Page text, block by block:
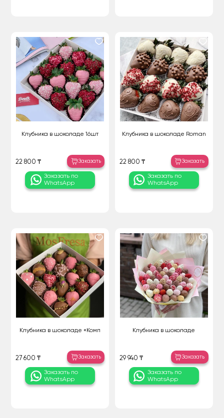
Клубника в шоколаде 16шт
22 800 ₸ Заказать
Заказать по
WhatsApp
Клубника в шоколаде Roman
22 800 ₸ Заказать
Заказать по
WhatsApp
Клубника в шоколаде «Комп
27 600 ₸ Заказать
Заказать по
WhatsApp
Клубника в шоколаде
29 940 ₸ Заказать
Заказать по
WhatsApp